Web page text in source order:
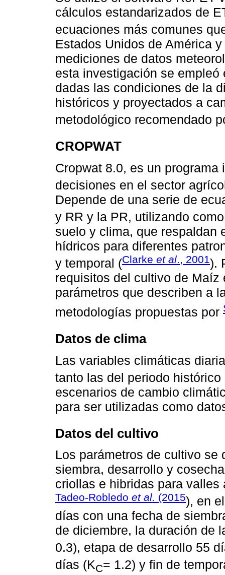
cálculos estandarizados de
ecuaciones más comunes
Estados Unidos de América
mediciones de datos
esta investigación se
dadas las condiciones de la
históricos y proyectados a
metodológico recomendado
CROPWAT
Cropwat 8.0, es un
decisiones en el sector
Depende de una serie de
y RR y la PR, utilizando
suelo y clima, que respaldan
hídricos para diferentes
y temporal (Clarke et al., 2001).
requisitos del cultivo de
parámetros que describen a
metodologías propuestas por
Datos de clima
Las variables climáticas
tanto las del periodo
escenarios de cambio
para ser utilizadas como
Datos del cultivo
Los parámetros de cultivo se
siembra, desarrollo y
criollas e hibridas para valles
Tadeo-Robledo et al. (2015), en
días con una fecha de
de diciembre, la duración de
0.3), etapa de desarrollo 55
días (KC= 1.2) y fin de